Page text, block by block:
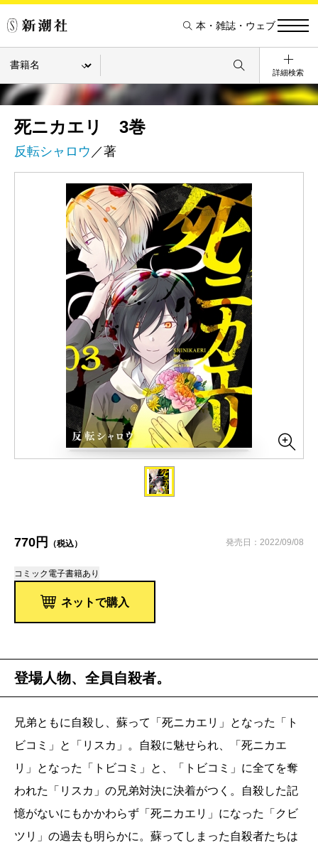
本・雑誌・ウェブ
詳細検索
死ニカエリ 3巻
反転シャロウ ／著
770円 （税込） 発売日：2022/09/08
コミック 電子書籍あり
ネットで購入
登場人物、全員自殺者。
兄弟ともに自殺し、蘇って「死ニカエリ」となった「ト
ビコミ」と「リスカ」。自殺に魅せられ、「死ニカエ
リ」となった「トビコミ」と、「トビコミ」に全てを奪
われた「リスカ」の兄弟対決に決着がつく。自殺した記
憶がないにもかかわらず「死ニカエリ」になった「クビ
ツリ」の過去も明らかに。蘇ってしまった自殺者たちは